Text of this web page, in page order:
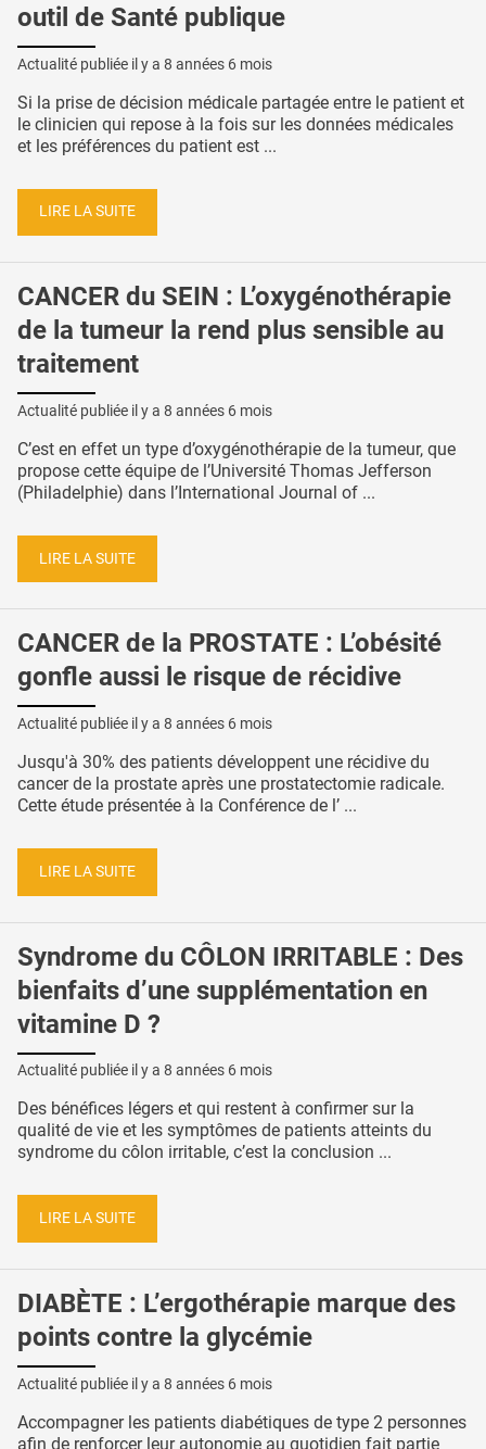
outil de Santé publique
Actualité publiée il y a 8 années 6 mois
Si la prise de décision médicale partagée entre le patient et
le clinicien qui repose à la fois sur les données médicales
et les préférences du patient est ...
LIRE LA SUITE
CANCER du SEIN : L’oxygénothérapie
de la tumeur la rend plus sensible au
traitement
Actualité publiée il y a 8 années 6 mois
C’est en effet un type d’oxygénothérapie de la tumeur, que
propose cette équipe de l’Université Thomas Jefferson
(Philadelphie) dans l’International Journal of ...
LIRE LA SUITE
CANCER de la PROSTATE : L’obésité
gonfle aussi le risque de récidive
Actualité publiée il y a 8 années 6 mois
Jusqu'à 30% des patients développent une récidive du
cancer de la prostate après une prostatectomie radicale.
Cette étude présentée à la Conférence de l’ ...
LIRE LA SUITE
Syndrome du CÔLON IRRITABLE : Des
bienfaits d’une supplémentation en
vitamine D ?
Actualité publiée il y a 8 années 6 mois
Des bénéfices légers et qui restent à confirmer sur la
qualité de vie et les symptômes de patients atteints du
syndrome du côlon irritable, c’est la conclusion ...
LIRE LA SUITE
DIABÈTE : L’ergothérapie marque des
points contre la glycémie
Actualité publiée il y a 8 années 6 mois
Accompagner les patients diabétiques de type 2 personnes
afin de renforcer leur autonomie au quotidien fait partie